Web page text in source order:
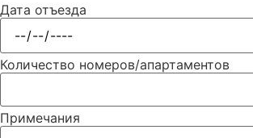
Дата отъезда
Количество номеров/апартаментов
Примечания